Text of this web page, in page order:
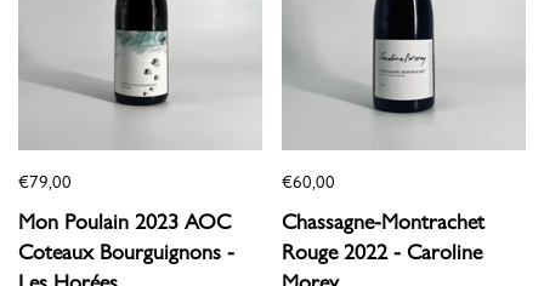
€79,00
Mon Poulain 2023 AOC
Coteaux Bourguignons -
€60,00
Chassagne-Montrachet
Rouge 2022 - Caroline